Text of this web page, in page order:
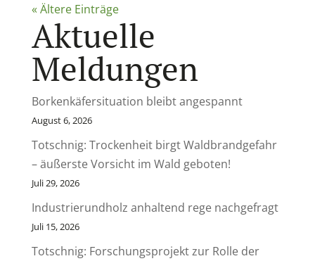
« Ältere Einträge
Aktuelle
Meldungen
Borkenkäfersituation bleibt angespannt
August 6, 2026
Totschnig: Trockenheit birgt Waldbrandgefahr
– äußerste Vorsicht im Wald geboten!
Juli 29, 2026
Industrierundholz anhaltend rege nachgefragt
Juli 15, 2026
Totschnig: Forschungsprojekt zur Rolle der